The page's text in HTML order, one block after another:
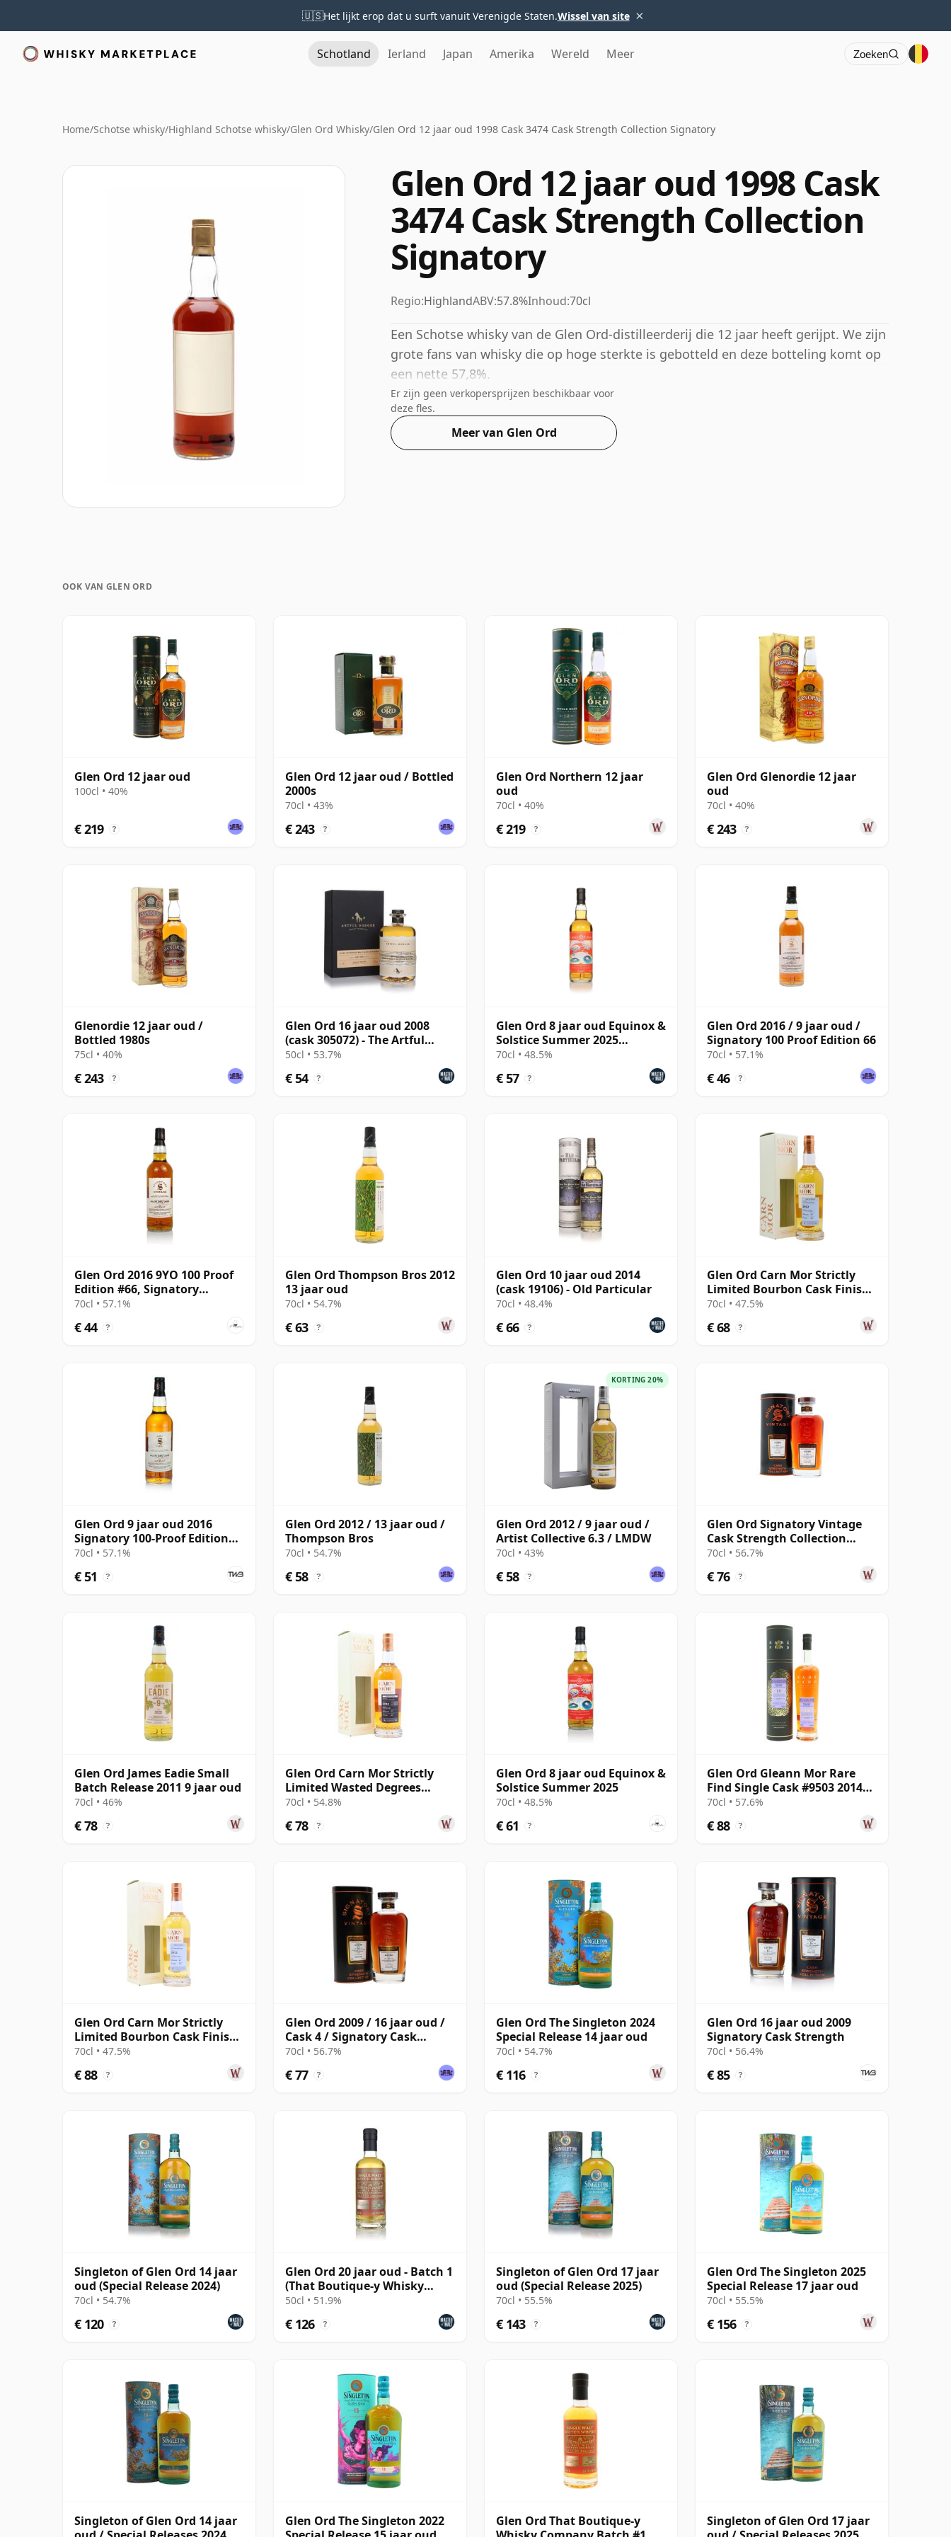
🇺🇸Het lijkt erop dat u surft vanuit Verenigde Staten.Wissel van site ×
Schotland Ierland Japan Amerika Wereld Meer Zoeken
Home/Schotse whisky/Highland Schotse whisky/Glen Ord Whisky/Glen Ord 12 jaar oud 1998 Cask 3474 Cask Strength Collection Signatory
Glen Ord 12 jaar oud 1998 Cask
3474 Cask Strength Collection
Signatory
Regio:HighlandABV:57.8%Inhoud:70cl
Een Schotse whisky van de Glen Ord-distilleerderij die 12 jaar heeft gerijpt. We zijn
grote fans van whisky die op hoge sterkte is gebotteld en deze botteling komt op
een nette 57,8%.
Er zijn geen verkopersprijzen beschikbaar voor
deze fles.
Meer van Glen Ord
OOK VAN GLEN ORD
Glen Ord 12 jaar oud
100cl • 40%
€ 219 ?
Glen Ord 12 jaar oud / Bottled
2000s
70cl • 43%
€ 243 ?
Glen Ord Northern 12 jaar
oud
70cl • 40%
€ 219 ?
Glen Ord Glenordie 12 jaar
oud
70cl • 40%
€ 243 ?
Glenordie 12 jaar oud /
Bottled 1980s
75cl • 40%
€ 243 ?
Glen Ord 16 jaar oud 2008
(cask 305072) - The Artful
Dodger
50cl • 53.7%
€ 54 ?
Glen Ord 8 jaar oud Equinox &
Solstice Summer 2025
(Decadent Drinks)
70cl • 48.5%
€ 57 ?
Glen Ord 2016 / 9 jaar oud /
Signatory 100 Proof Edition 66
70cl • 57.1%
€ 46 ?
Glen Ord 2016 9YO 100 Proof
Edition #66, Signatory
Vintage
70cl • 57.1%
€ 44 ?
Glen Ord Thompson Bros 2012
13 jaar oud
70cl • 54.7%
€ 63 ?
Glen Ord 10 jaar oud 2014
(cask 19106) - Old Particular
70cl • 48.4%
€ 66 ?
Glen Ord Carn Mor Strictly
Limited Bourbon Cask Finish
Sing 2012 8 jaar oud
70cl • 47.5%
€ 68 ?
Glen Ord 9 jaar oud 2016
Signatory 100-Proof Edition
#66
70cl • 57.1%
€ 51 ?
Glen Ord 2012 / 13 jaar oud /
Thompson Bros
70cl • 54.7%
€ 58 ?
KORTING 20%
Glen Ord 2012 / 9 jaar oud /
Artist Collective 6.3 / LMDW
70cl • 43%
€ 58 ?
Glen Ord Signatory Vintage
Cask Strength Collection
Single 2009 16 jaar oud
70cl • 56.7%
€ 76 ?
Glen Ord James Eadie Small
Batch Release 2011 9 jaar oud
70cl • 46%
€ 78 ?
Glen Ord Carn Mor Strictly
Limited Wasted Degrees
Porter Ca 2012 10 jaar oud
70cl • 54.8%
€ 78 ?
Glen Ord 8 jaar oud Equinox &
Solstice Summer 2025
70cl • 48.5%
€ 61 ?
Glen Ord Gleann Mor Rare
Find Single Cask #9503 2014
10 jaar oud
70cl • 57.6%
€ 88 ?
Glen Ord Carn Mor Strictly
Limited Bourbon Cask Finish
Sing 2012 10 jaar oud
70cl • 47.5%
€ 88 ?
Glen Ord 2009 / 16 jaar oud /
Cask 4 / Signatory Cask
Strength
70cl • 56.7%
€ 77 ?
Glen Ord The Singleton 2024
Special Release 14 jaar oud
70cl • 54.7%
€ 116 ?
Glen Ord 16 jaar oud 2009
Signatory Cask Strength
70cl • 56.4%
€ 85 ?
Singleton of Glen Ord 14 jaar
oud (Special Release 2024)
70cl • 54.7%
€ 120 ?
Glen Ord 20 jaar oud - Batch 1
(That Boutique-y Whisky
Company)
50cl • 51.9%
€ 126 ?
Singleton of Glen Ord 17 jaar
oud (Special Release 2025)
70cl • 55.5%
€ 143 ?
Glen Ord The Singleton 2025
Special Release 17 jaar oud
70cl • 55.5%
€ 156 ?
Singleton of Glen Ord 14 jaar
Glen Ord The Singleton 2022
Glen Ord That Boutique-y
Singleton of Glen Ord 17 jaar